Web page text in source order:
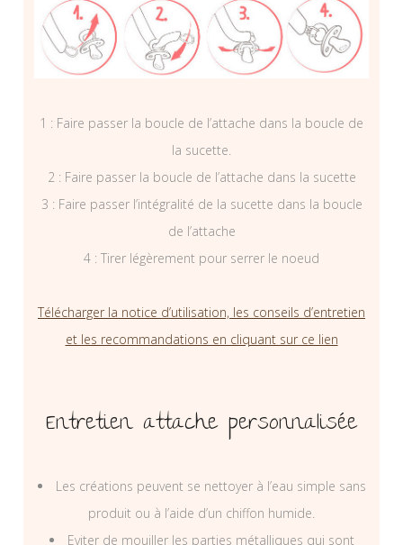
1 : Faire passer la boucle de l’attache dans la boucle de
la sucette.
2 : Faire passer la boucle de l’attache dans la sucette
3 : Faire passer l’intégralité de la sucette dans la boucle
de l’attache
4 : Tirer légèrement pour serrer le noeud
Télécharger la notice d’utilisation, les conseils d’entretien
et les recommandations en cliquant sur ce lien
Entretien attache personnalisée
Les créations peuvent se nettoyer à l’eau simple sans
produit ou à l’aide d’un chiffon humide.
Eviter de mouiller les parties métalliques qui sont